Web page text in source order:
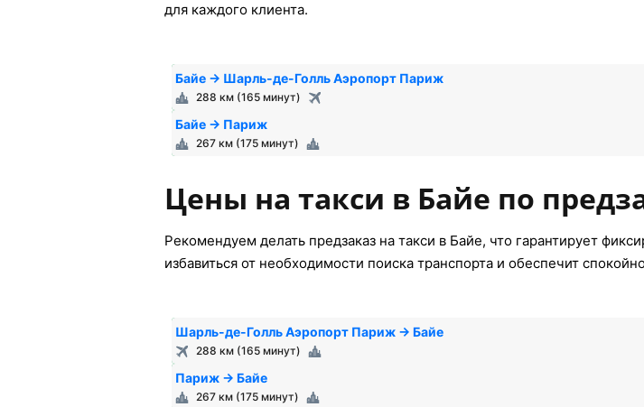
для каждого клиента.
Байе → Шарль-де-Голль Аэропорт Париж
288 км (165 минут)
Байе → Париж
267 км (175 минут)
Цены на такси в Байе по
Рекомендуем делать предзаказ на такси в Байе, что гарантирует
избавиться от необходимости поиска транспорта и обеспечит
Шарль-де-Голль Аэропорт Париж → Байе
288 км (165 минут)
Париж → Байе
267 км (175 минут)